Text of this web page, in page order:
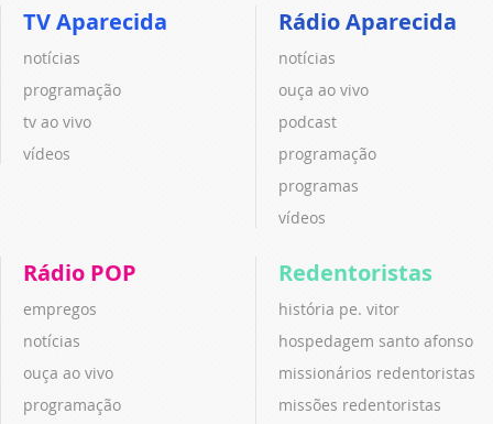
TV Aparecida
notícias
programação
tv ao vivo
vídeos
Rádio Aparecida
notícias
ouça ao vivo
podcast
programação
programas
vídeos
Rádio POP
empregos
notícias
ouça ao vivo
programação
Redentoristas
história pe. vitor
hospedagem santo afonso
missionários redentoristas
missões redentoristas